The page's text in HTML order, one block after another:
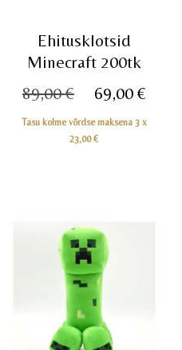
Praegune
hind
Ehitusklotsid
Minecraft 200tk
89,00€
Algne
hind
oli:
69,00 €
Tasu kolme võrdse maksena 3 x
23,00€